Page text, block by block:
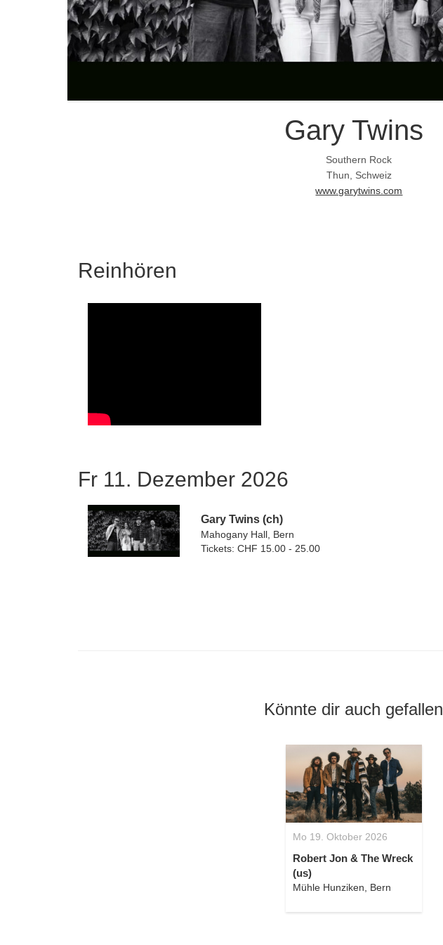
Gary Twins
Southern Rock
Thun, Schweiz
www.garytwins.com
Reinhören
Fr 11. Dezember 2026
Gary Twins (ch)
Mahogany Hall, Bern
Tickets: CHF 15.00 - 25.00
Könnte dir auch gefallen
Mo 19. Oktober 2026
Robert Jon & The Wreck
(us)
Mühle Hunziken, Bern